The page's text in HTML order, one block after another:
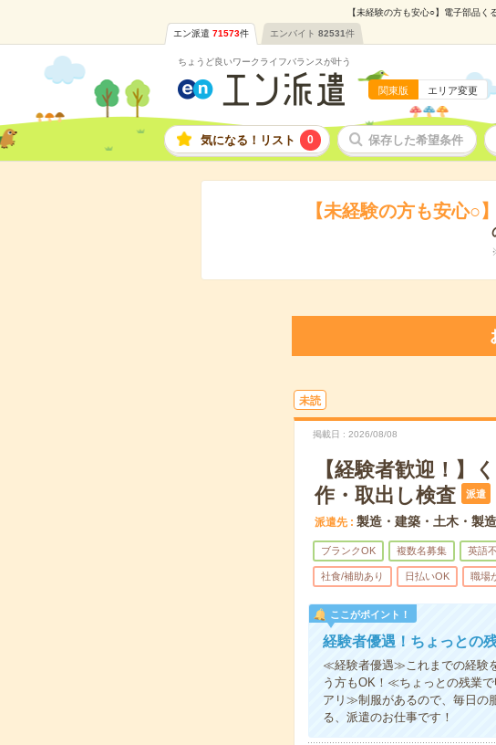
【未経験の方も安心○】電子部品
エン派遣 71573件 エンバイト 82531件
ちょうど良いワークライフバランスが叶う
関東版 エリア変更
気になる！リスト 0 保存した希望条件
【未経験の方も安心○
未読
掲載日 2026/08/08
【経験者歓迎！】
作・取出し検査
派遣
派遣先 製造・建築・土木・製
ブランクOK 複数名募集 英語
社食/補助あり 日払いOK 職場
ここがポイント！
経験者優遇！ちょっとの
≪経験者優遇≫これまでの経験
う方もOK！≪ちょっとの残業
アリ≫制服があるので、毎日の
る、派遣のお仕事です！